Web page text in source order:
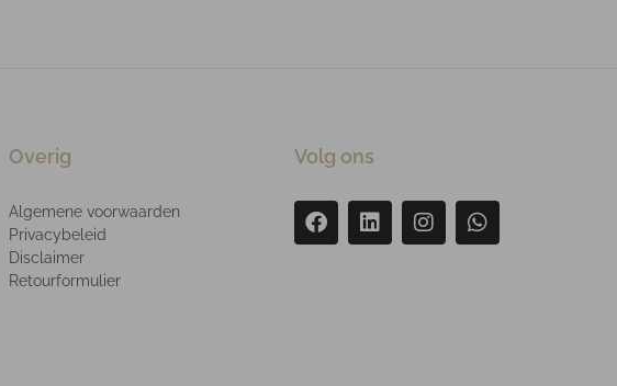
Overig
Algemene voorwaarden
Privacybeleid
Disclaimer
Retourformulier
Volg ons